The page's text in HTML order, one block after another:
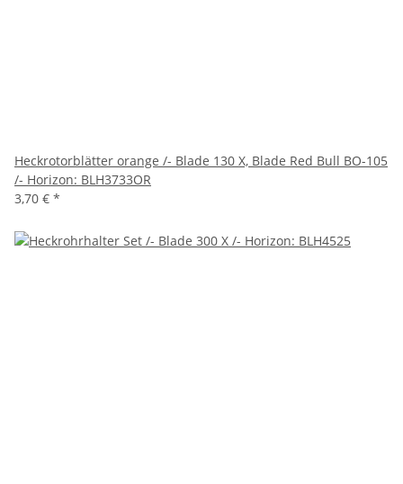
Heckrotorblätter orange /- Blade 130 X, Blade Red Bull BO-105
/- Horizon: BLH3733OR
3,70 € *